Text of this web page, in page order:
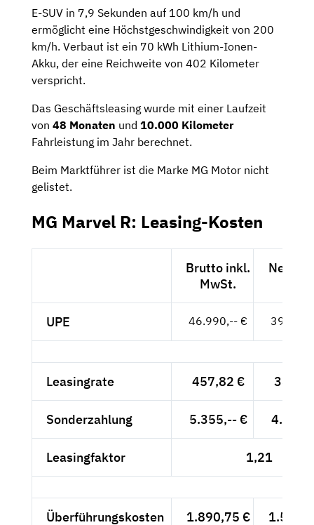
E-SUV in 7,9 Sekunden auf 100 km/h und
ermöglicht eine Höchstgeschwindigkeit von 200
km/h. Verbaut ist ein 70 kWh Lithium-Ionen-
Akku, der eine Reichweite von 402 Kilometer
verspricht.
Das Geschäftsleasing wurde mit einer Laufzeit
von 48 Monaten und 10.000 Kilometer
Fahrleistung im Jahr berechnet.
Beim Marktführer ist die Marke MG Motor nicht
gelistet.
MG Marvel R: Leasing-Kosten
Brutto inkl.
MwSt.
Netto
UPE 46.990,-- €
Leasingrate 457,82 €
Sonderzahlung 5.355,-- €
Leasingfaktor 1,21
Überführungskosten 1.890,75 €